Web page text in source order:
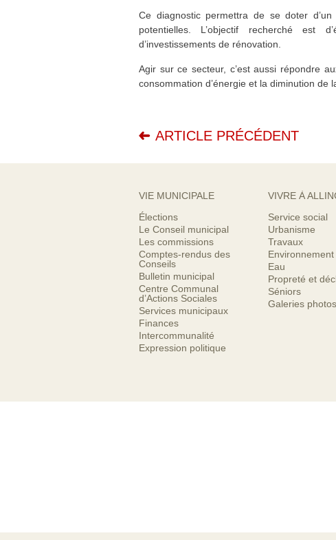
Ce diagnostic permettra de se doter
potentielles. L’objectif recherché est
d’investissements de rénovation.
Agir sur ce secteur, c’est aussi répondre
consommation d’énergie et la diminution
ARTICLE PRÉCÉDENT
VIE MUNICIPALE
Élections
Le Conseil municipal
Les commissions
Comptes-rendus des
Conseils
Bulletin municipal
Centre Communal
d’Actions Sociales
Services municipaux
Finances
Intercommunalité
Expression politique
VIVRE À
Service social
Urbanisme
Travaux
Environnement
Eau
Propreté et
Séniors
Galeries photos